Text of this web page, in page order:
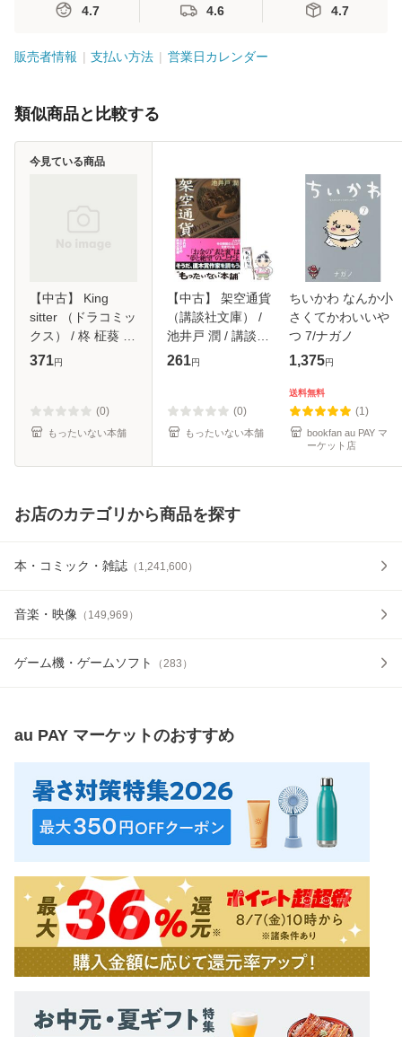
4.7 4.6 4.7
販売者情報 支払い方法 営業日カレンダー
類似商品と比較する
【中古】 King
sitter （ドラコミッ
クス） / 柊 柾葵 /
コアマガジン [コミ
371円
(0)
もったいない本舗
今見ている商品
【中古】 架空通貨
（講談社文庫） /
池井戸 潤 / 講談社
[文庫]【メール便送
261円
(0)
もったいない本舗
ちいかわ なんか小
さくてかわいいや
つ 7/ナガノ
1,375円
送料無料
(1)
bookfan au PAY マ
ーケット店
お店のカテゴリから商品を探す
本・コミック・雑誌 （ 1,241,600）
音楽・映像 （ 149,969 ）
ゲーム機・ゲームソフト （283 ）
au PAY マーケットのおすすめ